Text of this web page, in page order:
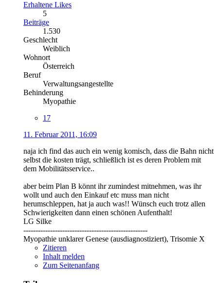
Erhaltene Likes
5
Beiträge
1.530
Geschlecht
Weiblich
Wohnort
Österreich
Beruf
Verwaltungsangestellte
Behinderung
Myopathie
17
11. Februar 2011, 16:09
naja ich find das auch ein wenig komisch, dass die Bahn nicht
selbst die kosten trägt, schließlich ist es deren Problem mit
dem Mobilitätsservice..
aber beim Plan B könnt ihr zumindest mitnehmen, was ihr
wollt und auch den Einkauf etc muss man nicht
herumschleppen, hat ja auch was!! Wünsch euch trotz allen
Schwierigkeiten dann einen schönen Aufenthalt!
LG Silke
---------------------------------------------------
Myopathie unklarer Genese (ausdiagnostiziert), Trisomie X
Zitieren
Inhalt melden
Zum Seitenanfang